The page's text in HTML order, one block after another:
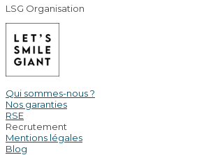
LSG Organisation
Qui sommes-nous ?
Nos garanties
RSE
Recrutement
Mentions légales
Blog